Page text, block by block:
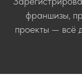
франшизы,
проекты — всё